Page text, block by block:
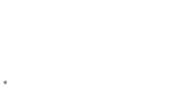
*